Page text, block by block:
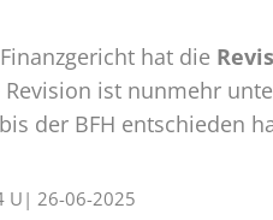
hat die
ist nunmehr
der BFH entschieden
U| 26-06-2025